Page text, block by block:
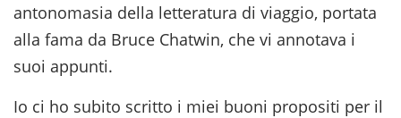
antonomasia della letteratura di viaggio, portata
alla fama da Bruce Chatwin, che vi annotava i
suoi appunti.
Io ci ho subito scritto i miei buoni propositi per il